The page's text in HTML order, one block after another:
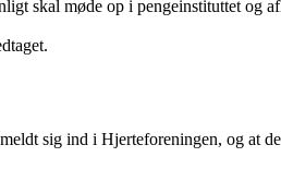
skal møde op i pengeinstituttet og
sig ind i Hjerteforeningen, og at